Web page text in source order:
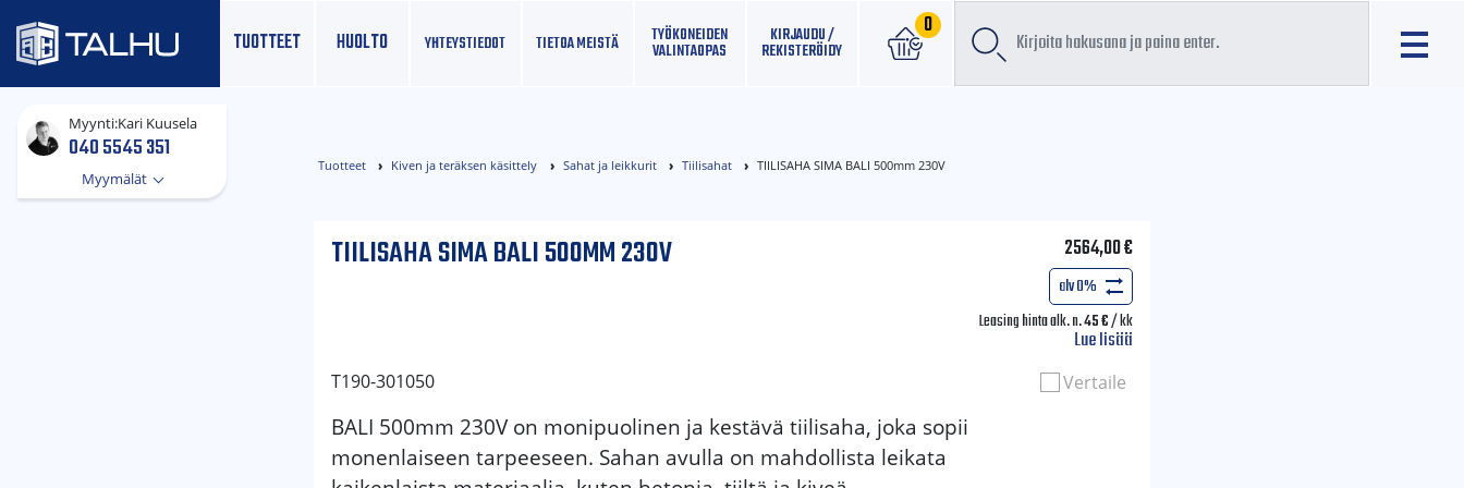
TUOTTEET HUOLTO
0
YHTEYS­TIEDOT TIETOA MEISTÄ TYÖKONEIDEN
VALINTAOPAS
KIRJAUDU /
REKISTERÖIDY
Myynti:Kari Kuusela
040 5545 351
Myymälät
Tuotteet Kiven ja teräksen käsittely Sahat ja leikkurit Tiilisahat TIILISAHA SIMA BALI 500mm 230V
TIILISAHA SIMA BALI 500MM 230V 2564,00€
alv 0%
Leasing hinta alk. n.45€/ kk
Lue lisää
T190-301050 Vertaile
BALI 500mm 230V on monipuolinen ja kestävä tiilisaha, joka sopii
monenlaiseen tarpeeseen. Sahan avulla on mahdollista leikata